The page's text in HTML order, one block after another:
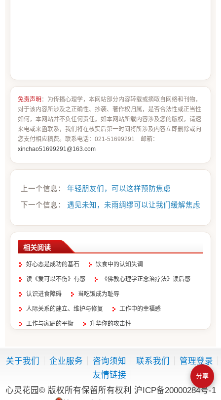
免责声明 ：为传播心理学，本网站部分内容转载或摘取自网络和刊物，
对于该内容所涉及之正确性、抄袭、著作权归属，是否合法性或正当性
如何，本网站并不负任何责任。如本网站所载内容涉及您的版权，请速
来电或来函联系，我们将在核实后第一时间将所涉及内容立即删除或向
您支付相应稿费。联系电话：021-51699291 邮箱：
xinchao51699291@163.com
上一个信息： 年轻朋友们，可以这样预防焦虑
下一个信息： 遇见未知，未雨绸缪可以让我们缓解焦虑
相关阅读
好心态是成功的基石 饮食中的认知失调
读《爱可以不伤》有感 《佛教心理学正念治疗法》读后感
认识进食障碍 当吃饭成为耻辱
人际关系的建立、维护与修复 工作中的幸福感
工作与家庭的平衡 升华你的攻击性
关于我们 企业服务 咨询须知 联系我们
管理登录
友情链接
心灵花园© 版权所有保留所有权利 沪ICP备20000284号-1
分享